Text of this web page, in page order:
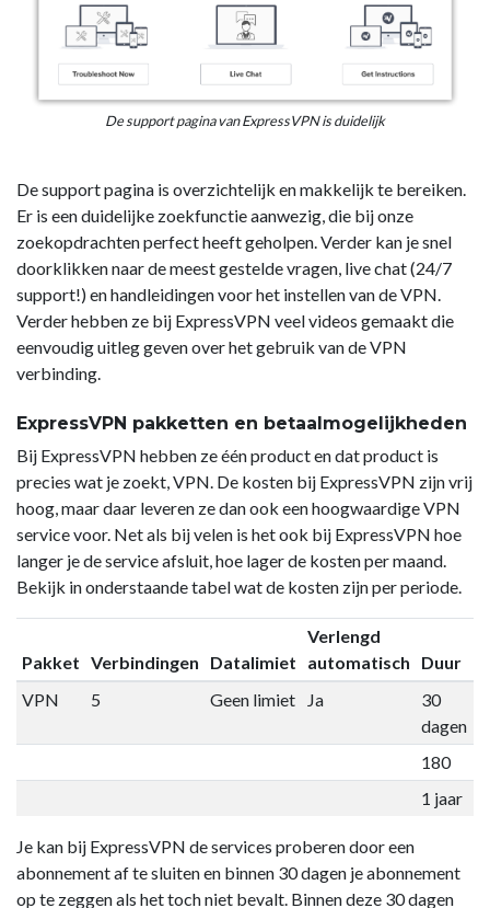
De support pagina van ExpressVPN is duidelijk
De support pagina is overzichtelijk en makkelijk te bereiken.
Er is een duidelijke zoekfunctie aanwezig, die bij onze
zoekopdrachten perfect heeft geholpen. Verder kan je snel
doorklikken naar de meest gestelde vragen, live chat (24/7
support!) en handleidingen voor het instellen van de VPN.
Verder hebben ze bij ExpressVPN veel videos gemaakt die
eenvoudig uitleg geven over het gebruik van de VPN
verbinding.
ExpressVPN pakketten en betaalmogelijkheden
Bij ExpressVPN hebben ze één product en dat product is
precies wat je zoekt, VPN. De kosten bij ExpressVPN zijn vrij
hoog, maar daar leveren ze dan ook een hoogwaardige VPN
service voor. Net als bij velen is het ook bij ExpressVPN hoe
langer je de service afsluit, hoe lager de kosten per maand.
Bekijk in onderstaande tabel wat de kosten zijn per periode.
Pakket Verbindingen Datalimiet
Verlengd
automatisch
Duur
VPN
5 Geen limiet Ja
30
dagen
180
1 jaar
Je kan bij ExpressVPN de services proberen door een
abonnement af te sluiten en binnen 30 dagen je abonnement
op te zeggen als het toch niet bevalt. Binnen deze 30 dagen